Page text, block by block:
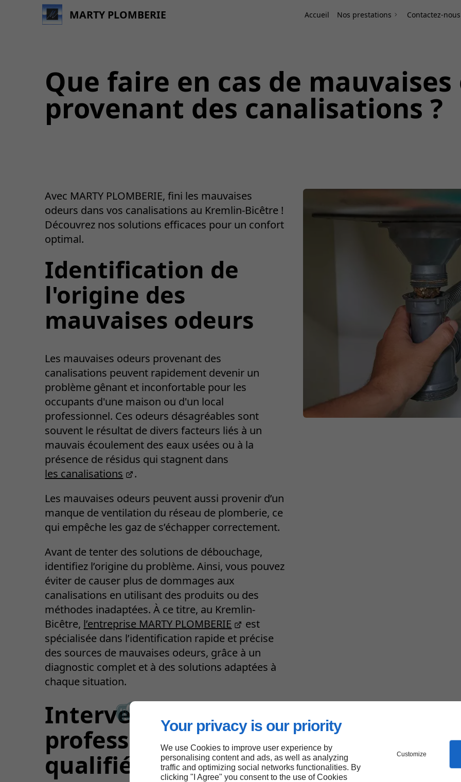
Your privacy is our priority
We use Cookies to improve user experience by
personalising content and ads, as well as analyzing
traffic and optimizing social networks functionalities. By
clicking "I Agree" you consent to the use of Cookies
Customize
MARTY PLOMBERIE Accueil Nos prestations Contactez-nous
Que faire en cas de
provenant des canalisations ?
Avec MARTY PLOMBERIE, fini les mauvaises
odeurs dans vos canalisations au Kremlin-Bicêtre !
Découvrez nos solutions efficaces pour un confort
optimal.
Identification de
l'origine des
mauvaises odeurs
Les mauvaises odeurs provenant des
canalisations peuvent rapidement devenir un
problème gênant et inconfortable pour les
occupants d'une maison ou d'un local
professionnel. Ces odeurs désagréables sont
souvent le résultat de divers facteurs liés à un
mauvais écoulement des eaux usées ou à la
présence de résidus qui stagnent dans
les canalisations
.
Les mauvaises odeurs peuvent aussi provenir d’un
manque de ventilation du réseau de plomberie, ce
qui empêche les gaz de s’échapper correctement.
Avant de tenter des solutions de débouchage,
identifiez l’origine du problème. Ainsi, vous pouvez
éviter de causer plus de dommages aux
canalisations en utilisant des produits ou des
méthodes inadaptées. À ce titre, au Kremlin-
Bicêtre, l’entreprise MARTY PLOMBERIE
est
spécialisée dans l’identification rapide et précise
des sources de mauvaises odeurs, grâce à un
diagnostic complet et à des solutions adaptées à
chaque situation.
Intervention des
professionnels
qualifiés